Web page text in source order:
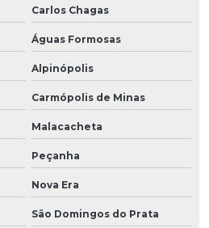
Carlos Chagas
Águas Formosas
Alpinópolis
Carmópolis de Minas
Malacacheta
Peçanha
Nova Era
São Domingos do Prata